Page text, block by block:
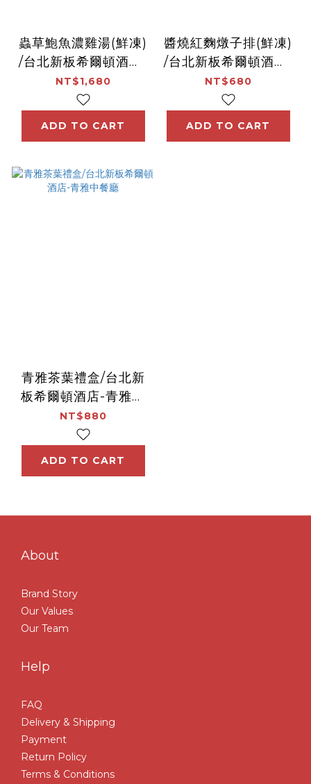
蟲草鮑魚濃雞湯(鮮凍)
/台北新板希爾頓酒店-
青雅中餐廳
NT$1,680
ADD TO CART
醬燒紅麴燉子排(鮮凍)
/台北新板希爾頓酒店-
青雅中餐廳
NT$680
ADD TO CART
青雅茶葉禮盒/台北新
板希爾頓酒店-青雅中
餐廳
NT$880
ADD TO CART
About
Brand Story
Our Values
Our Team
Help
FAQ
Delivery & Shipping
Payment
Return Policy
Terms & Conditions